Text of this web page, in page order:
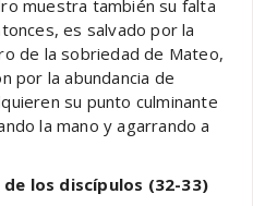
muestra también su falta
es salvado por la
de la sobriedad de Mateo,
por la abundancia de
su punto culminante
la mano y agarrando a
los discípulos (32-33)